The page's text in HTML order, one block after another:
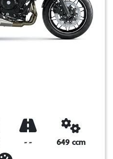
- - 649 ccm